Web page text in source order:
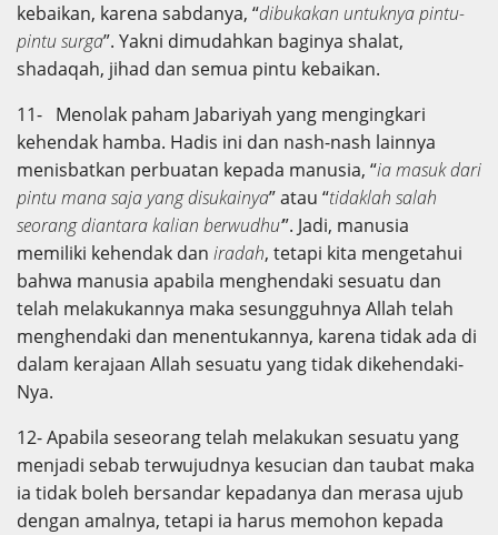
kebaikan, karena sabdanya, “dibukakan untuknya pintu-
pintu surga”. Yakni dimudahkan baginya shalat,
shadaqah, jihad dan semua pintu kebaikan.
11- Menolak paham Jabariyah yang mengingkari
kehendak hamba. Hadis ini dan nash-nash lainnya
menisbatkan perbuatan kepada manusia, “ia masuk dari
pintu mana saja yang disukainya” atau “tidaklah salah
seorang diantara kalian berwudhu’”. Jadi, manusia
memiliki kehendak dan iradah, tetapi kita mengetahui
bahwa manusia apabila menghendaki sesuatu dan
telah melakukannya maka sesungguhnya Allah telah
menghendaki dan menentukannya, karena tidak ada di
dalam kerajaan Allah sesuatu yang tidak dikehendaki-
Nya.
12- Apabila seseorang telah melakukan sesuatu yang
menjadi sebab terwujudnya kesucian dan taubat maka
ia tidak boleh bersandar kepadanya dan merasa ujub
dengan amalnya, tetapi ia harus memohon kepada